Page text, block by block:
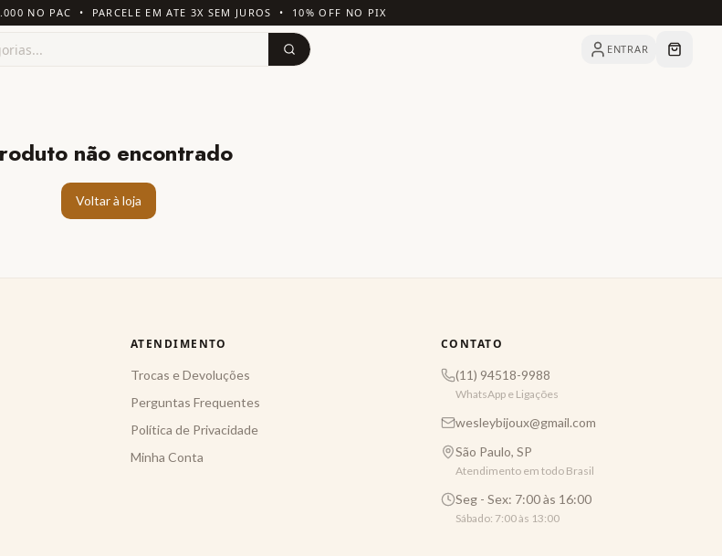
NO PAC • PARCELE EM ATE 3X SEM JUROS • 10% OFF NO PIX
ENTRAR
não encontrado
Voltar à loja
ATENDIMENTO
Trocas e Devoluções
Perguntas Frequentes
Política de Privacidade
Minha Conta
CONTATO
(11) 94518-9988
WhatsApp e Ligações
wesleybijoux@gmail.com
São Paulo, SP
Atendimento em todo Brasil
Seg - Sex: 7:00 às 16:00
Sábado: 7:00 às 13:00